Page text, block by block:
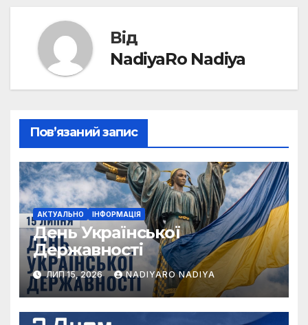
Від
NadiyaRo Nadiya
Пов’язаний запис
АКТУАЛЬНО ІНФОРМАЦІЯ
День Української
Державності
ЛИП 15, 2026 NADIYARO NADIYA